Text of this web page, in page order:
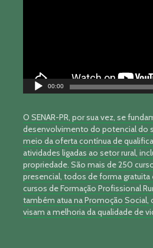
00:00
O SENAR-PR, por sua vez, se
desenvolvimento do potencial do
meio da oferta contínua de
atividades ligadas ao setor rural,
propriedade. São mais de 250
presencial, todos de forma gratuita
cursos de Formação Profissional
também atua na Promoção Social,
visam a melhoria da qualidade de